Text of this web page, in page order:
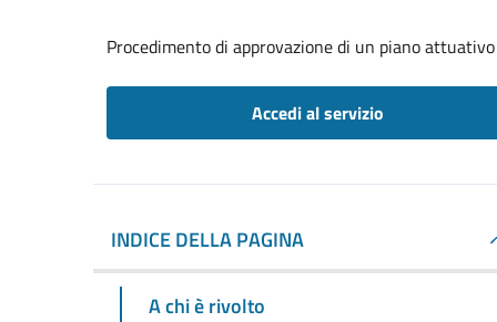
Procedimento di approvazione di un piano attuativo
Accedi al servizio
INDICE DELLA PAGINA
A chi è rivolto